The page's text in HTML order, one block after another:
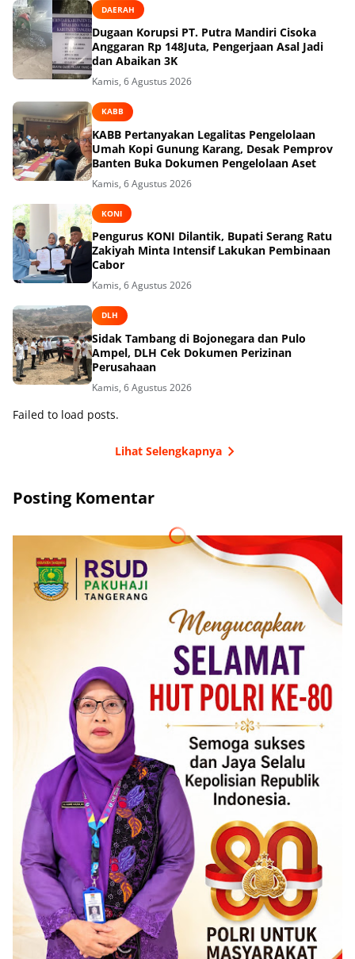
DAERAH
Dugaan Korupsi PT. Putra Mandiri Cisoka
Anggaran Rp 148Juta, Pengerjaan Asal Jadi
dan Abaikan 3K
Kamis, 6 Agustus 2026
KABB
KABB Pertanyakan Legalitas Pengelolaan
Umah Kopi Gunung Karang, Desak Pemprov
Banten Buka Dokumen Pengelolaan Aset
Kamis, 6 Agustus 2026
KONI
Pengurus KONI Dilantik, Bupati Serang Ratu
Zakiyah Minta Intensif Lakukan Pembinaan
Cabor
Kamis, 6 Agustus 2026
DLH
Sidak Tambang di Bojonegara dan Pulo
Ampel, DLH Cek Dokumen Perizinan
Perusahaan
Kamis, 6 Agustus 2026
Failed to load posts.
Lihat Selengkapnya
Posting Komentar